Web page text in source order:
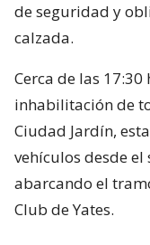
de seguridad y
calzada.
Cerca de las
inhabilitación de
Ciudad Jardín,
vehículos desde el
abarcando el
Club de Yates.